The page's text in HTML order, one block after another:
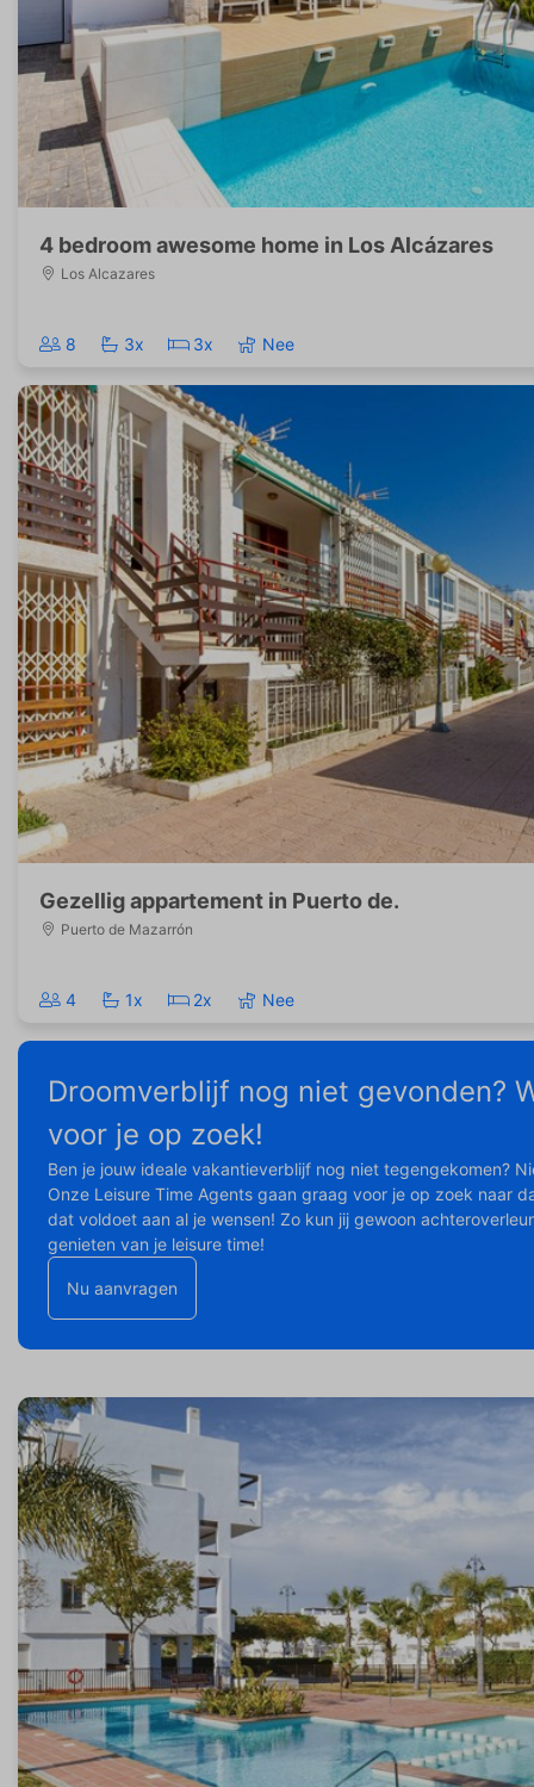
4 bedroom awesome home in Los Alcázares
Los Alcazares
8 3x 3x Nee
Gezellig appartement in Puerto de.
Puerto de Mazarrón
4 1x 2x Nee
Droomverblijf nog niet gevonden?
voor je op zoek!
Ben je jouw ideale vakantieverblijf nog niet tegengekomen?
Onze Leisure Time Agents gaan graag voor je op zoek naar
dat voldoet aan al je wensen! Zo kun jij gewoon
genieten van je leisure time!
Nu aanvragen